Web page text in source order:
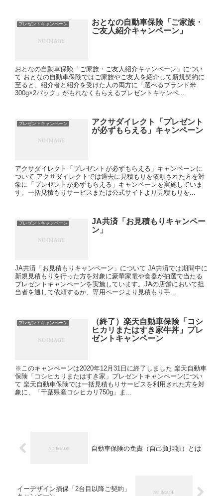
プレゼントキャンペーン
おとなの自動車保険「ご家族・
ご友人紹介キャンペーン」
おとなの自動車保険「ご家族・ご友人紹介キャンペーン」につい
て おとなの自動車保険ではご家族やご友人を紹介して新規契約に
至ると、紹介者と紹介を受けた人の両方に「選べるブランド米
300g×2パック」がもれなくもらえるプレゼントキャンペ...
プレゼントキャンペーン
アクサダイレクト「プレゼント
が必ずもらえる」キャンペーン
アクサダイレクト「プレゼントが必ずもらえる」キャンペーンに
ついて アクサダイレクトでは過去に見積もりを依頼された方を対
象に「プレゼントが必ずもらえる」キャンペーンを実施していま
す。一括見積もりサービスまたは公式サイトより見積もりを...
プレゼントキャンペーン
JA共済「お見積もりキャンペー
ン」
JA共済「お見積もりキャンペーン」について JA共済では期間中に
新規見積もりを行った方を対象に豪華家電や食器が抽選で当たる
プレゼントキャンペーンを実施しています。JAの店舗において担
当者を通して依頼するか、専用ページより見積もり手...
プレゼントキャンペーン
（終了）楽天自動車保険「コシ
ヒカリまたはすき家牛丼」プレ
ゼントキャンペーン
※このキャンペーンは2020年12月31日に終了しました 楽天自動車
保険「コシヒカリまたはすき家」プレゼントキャンペーンについ
て 楽天自動車保険では一括見積もりサービスを利用された方を対
象に、「千葉県産コシヒカリ750g」ま...
自動車保険の免責（自己負担額）とは
イーデザイン損保「2台目以降ご契約」